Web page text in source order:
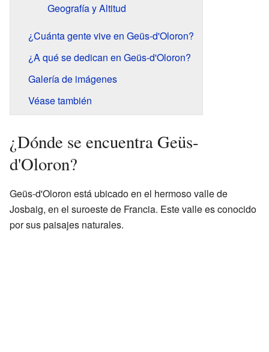
Geografía y Altitud
¿Cuánta gente vive en Geüs-d'Oloron?
¿A qué se dedican en Geüs-d'Oloron?
Galería de imágenes
Véase también
¿Dónde se encuentra Geüs-
d'Oloron?
Geüs-d'Oloron está ubicado en el hermoso valle de
Josbaig, en el suroeste de Francia. Este valle es conocido
por sus paisajes naturales.